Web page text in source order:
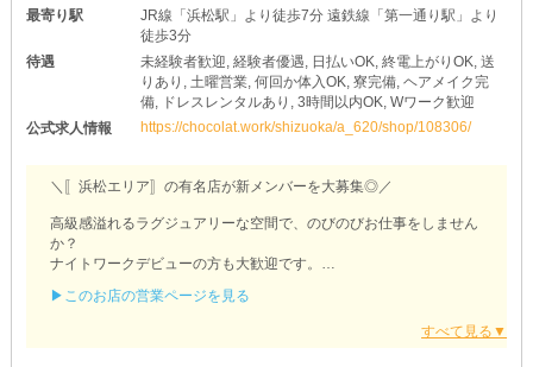
最寄り駅
JR線「浜松駅」より徒歩7分 遠鉄線「第一通り駅」より
徒歩3分
待遇
未経験者歓迎, 経験者優遇, 日払いOK, 終電上がりOK, 送
りあり, 土曜営業, 何回か体入OK, 寮完備, ヘアメイク完
備, ドレスレンタルあり, 3時間以内OK, Wワーク歓迎
公式求人情報
https://chocolat.work/shizuoka/a_620/shop/108306/
＼〚浜松エリア〛の有名店が新メンバーを大募集◎／
高級感溢れるラグジュアリーな空間で、のびのびお仕事をしません
か？
ナイトワークデビューの方も大歓迎です。
〖【浜松】Luxury Space Lalah（ララ）〗
▶このお店の営業ページを見る